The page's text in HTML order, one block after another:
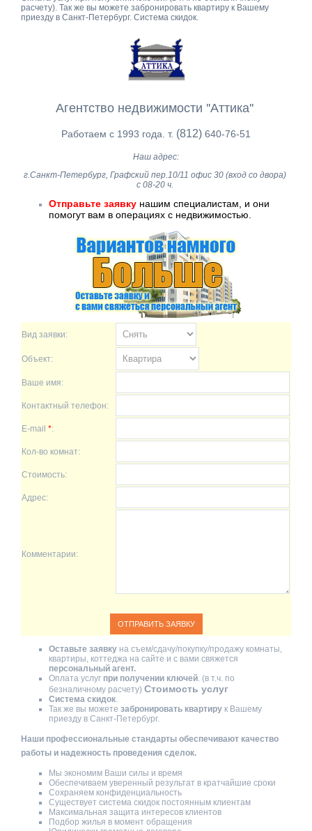
расчету). Так же вы можете забронировать квартиру к Вашему
приезду в Санкт-Петербург. Система скидок.
Агентство недвижимости ''Аттика''
Работаем с 1993 года. т. (812) 640-76-51
Наш адрес:
г.Санкт-Петербург, Графский пер.10/11 офис 30 (вход со двора)
с 08-20 ч.
Отправьте заявку нашим специалистам, и они
помогут вам в операциях с недвижимостью.
Вид заявки:
Объект:
Ваше имя:
Контактный телефон:
E-mail *:
Кол-во комнат:
Стоимость:
Адрес:
Комментарии:
Оставьте заявку на съем/сдачу/покупку/продажу комнаты,
квартиры, коттеджа на сайте и с вами свяжется
персональный агент.
Оплата услуг при получении ключей . (в т.ч. по
безналичному расчету) Стоимость услуг
Система скидок
Так же вы можете забронировать квартиру к Вашему
приезду в Санкт-Петербург.
Наши профессиональные стандарты обеспечивают качество
работы и надежность проведения сделок.
Мы экономим Ваши силы и время
Обеспечиваем уверенный результат в кратчайшие сроки
Сохраняем конфиденциальность
Существует система скидок постоянным клиентам
Максимальная защита интересов клиентов
Подбор жилья в момент обращения